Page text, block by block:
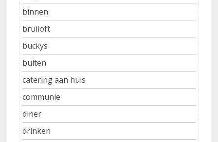
binnen
bruiloft
buckys
buiten
catering aan huis
communie
diner
drinken